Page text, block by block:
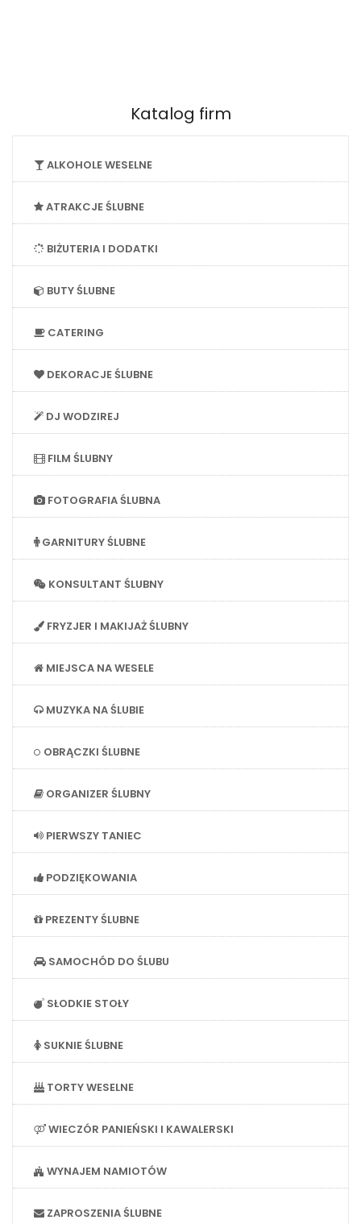
Katalog firm
ALKOHOLE WESELNE
ATRAKCJE ŚLUBNE
BIŻUTERIA I DODATKI
BUTY ŚLUBNE
CATERING
DEKORACJE ŚLUBNE
DJ WODZIREJ
FILM ŚLUBNY
FOTOGRAFIA ŚLUBNA
GARNITURY ŚLUBNE
KONSULTANT ŚLUBNY
FRYZJER I MAKIJAŻ ŚLUBNY
MIEJSCA NA WESELE
MUZYKA NA ŚLUBIE
OBRĄCZKI ŚLUBNE
ORGANIZER ŚLUBNY
PIERWSZY TANIEC
PODZIĘKOWANIA
PREZENTY ŚLUBNE
SAMOCHÓD DO ŚLUBU
SŁODKIE STOŁY
SUKNIE ŚLUBNE
TORTY WESELNE
WIECZÓR PANIEŃSKI I KAWALERSKI
WYNAJEM NAMIOTÓW
ZAPROSZENIA ŚLUBNE